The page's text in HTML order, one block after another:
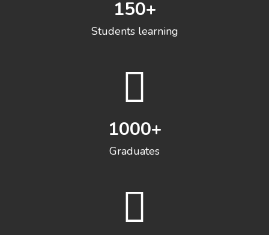
150+
Students learning
1000+
Graduates